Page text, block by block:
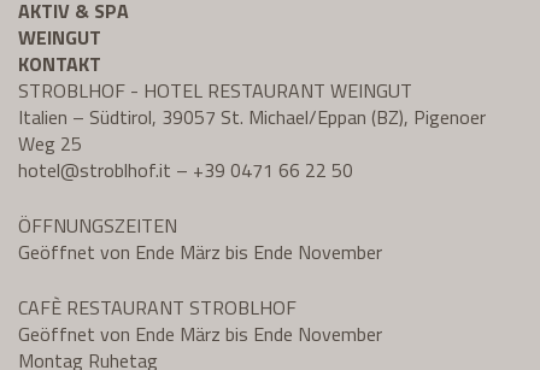
AKTIV & SPA
WEINGUT
KONTAKT
STROBLHOF - HOTEL RESTAURANT WEINGUT
Italien – Südtirol, 39057 St. Michael/Eppan (BZ), Pigenoer
Weg 25
hotel@stroblhof.it – +39 0471 66 22 50
ÖFFNUNGSZEITEN
Geöffnet von Ende März bis Ende November
CAFÈ RESTAURANT STROBLHOF
Geöffnet von Ende März bis Ende November
Montag Ruhetag